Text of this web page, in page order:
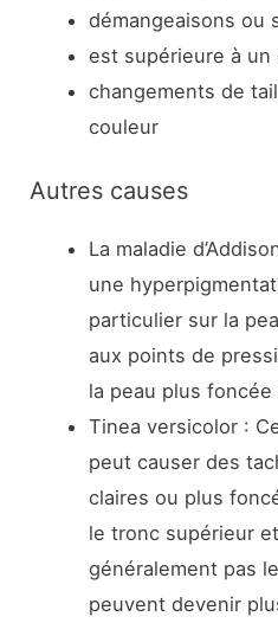
démangeaisons ou
est supérieure à
changements de
couleur
Autres causes
La maladie
une
particulier sur la
aux points de
la peau plus
Tinea versicolor :
peut causer des
claires ou plus
le tronc supérieur
généralement pas
peuvent devenir